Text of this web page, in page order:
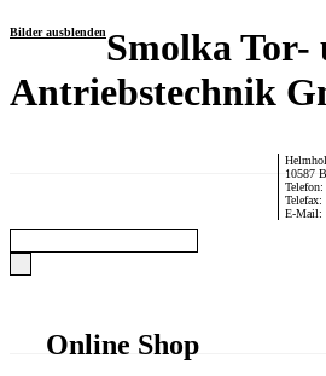
Bilder ausblendenSmolka Tor-
Antriebstechnik
10587
E-Mail:
Online Shop